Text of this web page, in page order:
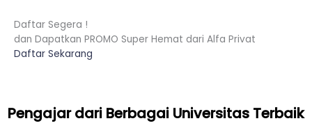
Daftar Segera !
dan Dapatkan PROMO Super Hemat dari Alfa Privat
Daftar Sekarang
Pengajar dari Berbagai Universitas Terbaik